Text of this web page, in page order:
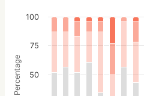
Percentage 50
75
100